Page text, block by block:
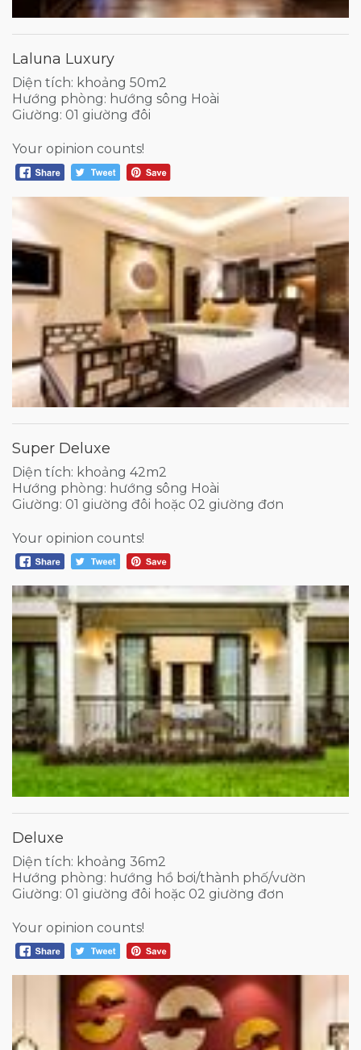
Laluna Luxury
Diện tích: khoảng 50m2
Hướng phòng: hướng sông Hoài
Giường: 01 giường đôi
Your opinion counts!
Super Deluxe
Diện tích: khoảng 42m2
Hướng phòng: hướng sông Hoài
Giường: 01 giường đôi hoặc 02 giường đơn
Your opinion counts!
Deluxe
Diện tích: khoảng 36m2
Hướng phòng: hướng hồ bơi/thành phố/vườn
Giường: 01 giường đôi hoặc 02 giường đơn
Your opinion counts!